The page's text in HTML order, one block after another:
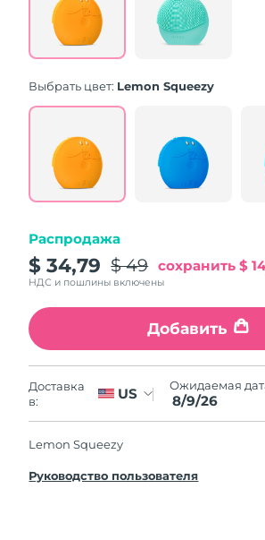
Same
page
link.
Выбрать цвет: Lemon Squeezy
Распродажа
$ 34,79 $ 49 сохранить$
НДС и пошлины включены
Добавить
Доставка
в:
US Ожидаемая
8/9/26
Lemon Squeezy
Руководство пользователя